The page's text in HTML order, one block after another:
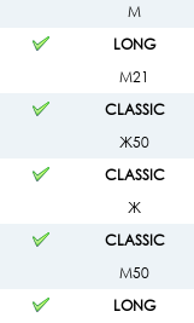
М
LONG
М21
CLASSIC
Ж50
CLASSIC
Ж
CLASSIC
М50
LONG